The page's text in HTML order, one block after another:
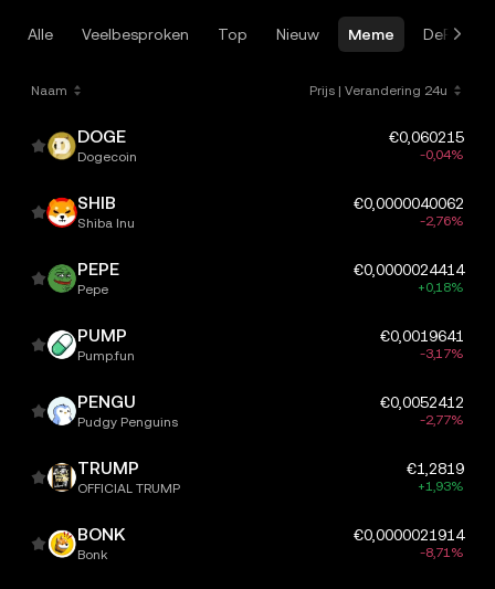
Alle Veelbesproken Top Nieuw Meme DeFi
Naam Prijs | Verandering 24u
DOGE
Dogecoin
€0,060215
-0,04%
SHIB
Shiba Inu
€0,0000040062
-2,76%
PEPE
Pepe
€0,0000024414
+0,18%
PUMP
Pump.fun
€0,0019641
-3,17%
PENGU
Pudgy Penguins
€0,0052412
-2,77%
TRUMP
OFFICIAL TRUMP
€1,2819
+1,93%
BONK
Bonk
€0,0000021914
-8,71%